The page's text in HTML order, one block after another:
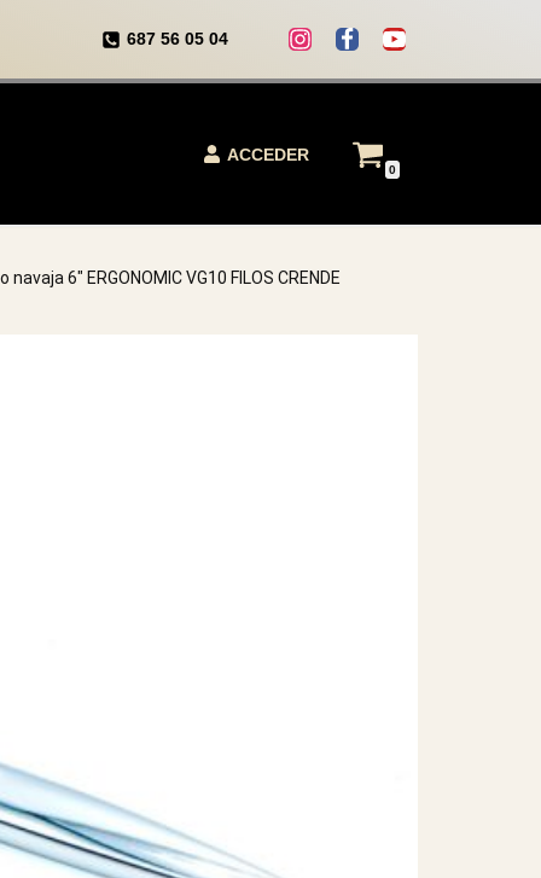
687 56 05 04
ACCEDER
0
6″ ERGONOMIC VG10 FILOS CRENDE